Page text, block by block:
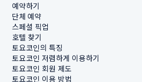
예약하기
단체 예약
스페셜 픽업
호텔 찾기
토요코인의 특징
토요코인 저렴하게 이용하기
토요코인 회원 제도
토요코인 이용 방법